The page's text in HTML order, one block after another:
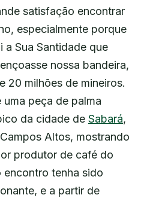
satisfação encontrar
especialmente porque
a Sua Santidade que
nossa bandeira,
20 milhões de mineiros.
peça de palma
da cidade de Sabará,
Altos, mostrando
produtor de café do
encontro tenha sido
e a partir de